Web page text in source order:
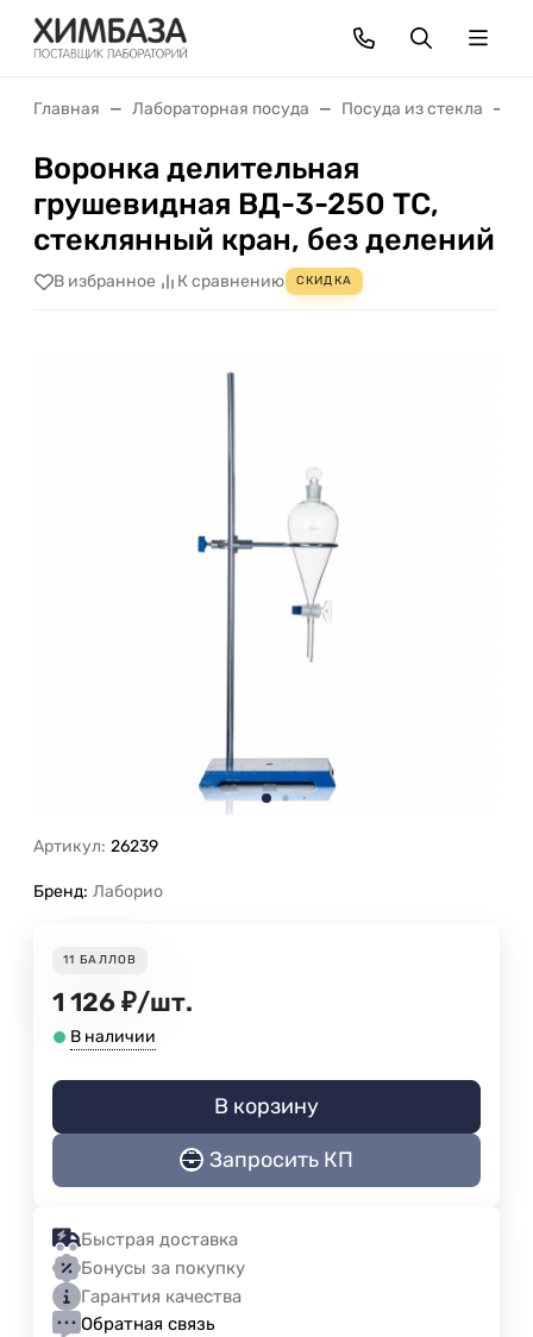
Главная Лабораторная посуда Посуда из стекла
Воронка делительная
грушевидная ВД-3-250 ТС,
стеклянный кран, без делений
В избранное К сравнению СКИДКА
Артикул: 26239
Бренд: Лаборио
11 БАЛЛОВ
1 126 ₽/шт.
В наличии
В корзину
Запросить КП
Быстрая доставка
Бонусы за покупку
Гарантия качества
Обратная связь